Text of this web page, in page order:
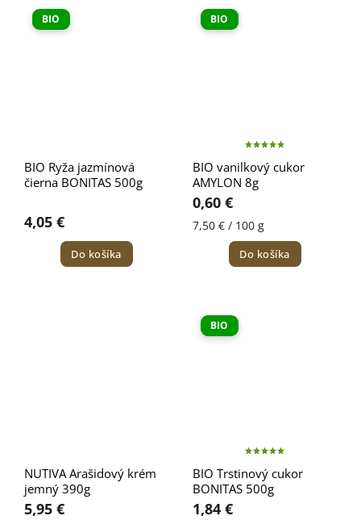
BIO
BIO Ryža jazmínová
čierna BONITAS 500g
4,05 €
Do košíka
BIO
BIO vanilkový cukor
AMYLON 8g
0,60 €
7,50 € / 100 g
Do košíka
NUTIVA Arašidový krém
jemný 390g
5,95 €
BIO
BIO Trstinový cukor
BONITAS 500g
1,84 €